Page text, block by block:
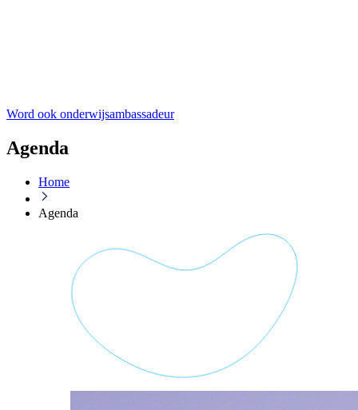
Word ook onderwijsambassadeur
Agenda
Home
Agenda